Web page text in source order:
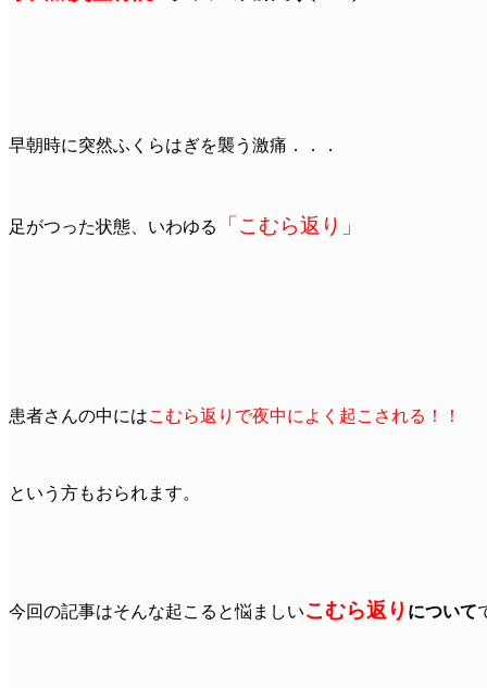
早朝時に突然ふくらはぎを襲う激痛．．．
足がつった状態、いわゆる 「こむら返り」
患者さんの中にはこむら返りで夜中によく起こされる！！
という方もおられます。
今回の記事はそんな起こると悩ましいこむら返り について